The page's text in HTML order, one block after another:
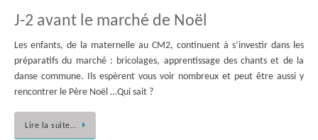
J-2 avant le marché de Noël
Les enfants, de la maternelle au CM2, continuent à s’investir dans les
préparatifs du marché : bricolages, apprentissage des chants et de la
danse commune. Ils espèrent vous voir nombreux et peut être aussi y
rencontrer le Père Noël …Qui sait ?
Lire la suite…